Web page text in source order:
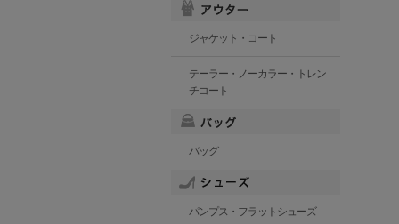
ジャケット・コート
テーラー・ノーカラー・トレン
チコート
バッグ
パンプス・フラットシューズ